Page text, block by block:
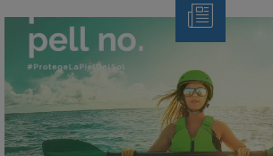
Note
de
Premsa